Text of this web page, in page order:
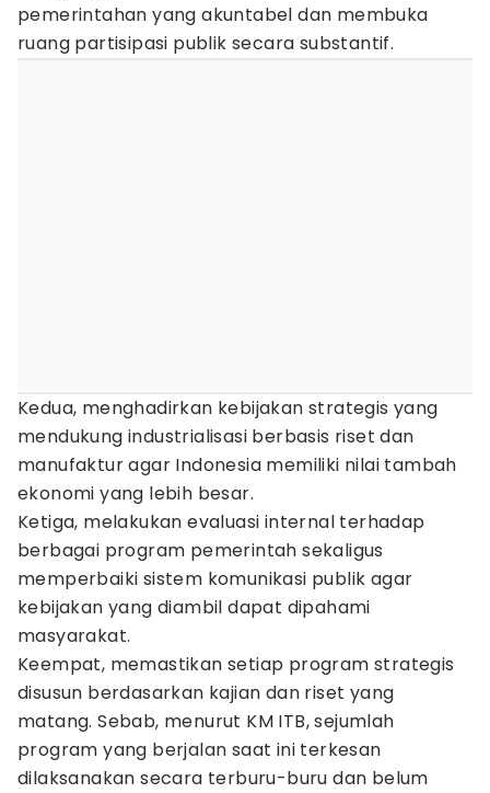
pemerintahan yang akuntabel dan membuka
ruang partisipasi publik secara substantif.
Kedua, menghadirkan kebijakan strategis yang
mendukung industrialisasi berbasis riset dan
manufaktur agar Indonesia memiliki nilai tambah
ekonomi yang lebih besar.
Ketiga, melakukan evaluasi internal terhadap
berbagai program pemerintah sekaligus
memperbaiki sistem komunikasi publik agar
kebijakan yang diambil dapat dipahami
masyarakat.
Keempat, memastikan setiap program strategis
disusun berdasarkan kajian dan riset yang
matang. Sebab, menurut KM ITB, sejumlah
program yang berjalan saat ini terkesan
dilaksanakan secara terburu-buru dan belum